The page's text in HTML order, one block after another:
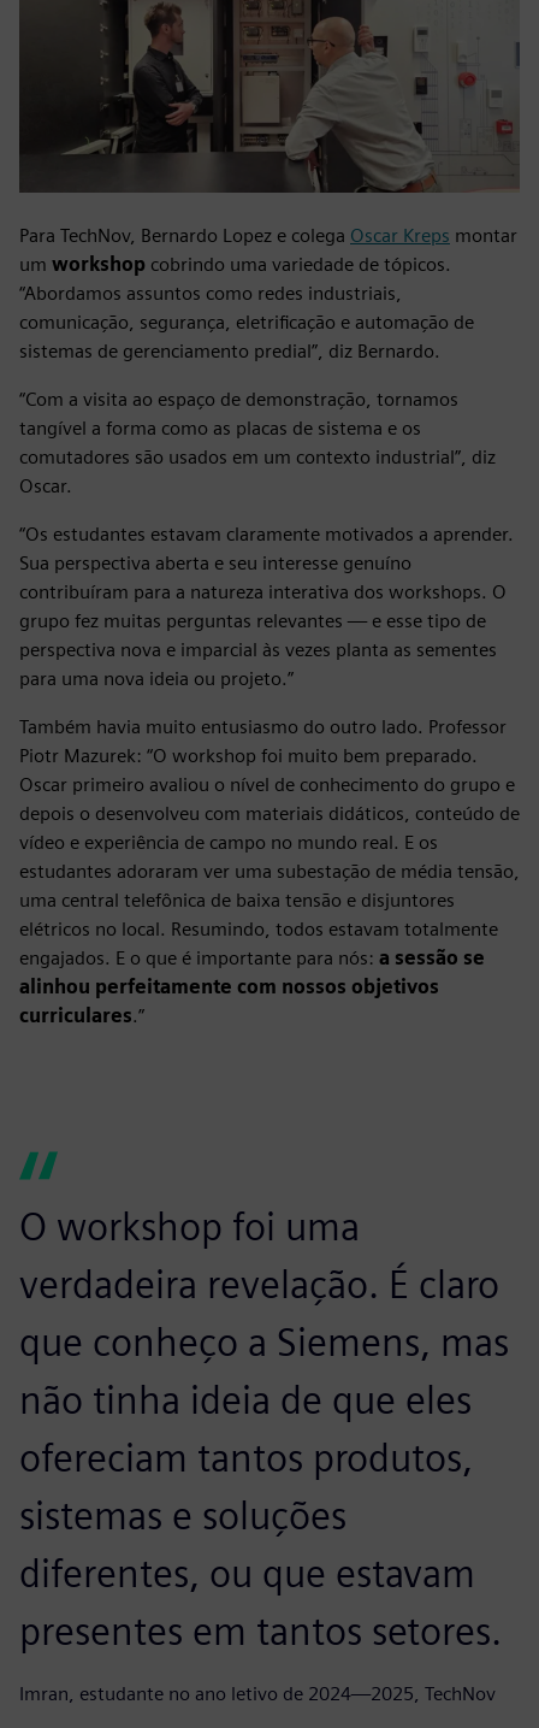
Para TechNov, Bernardo Lopez e colega Oscar Kreps montar
um workshop cobrindo uma variedade de tópicos.
“Abordamos assuntos como redes industriais,
comunicação, segurança, eletrificação e automação de
sistemas de gerenciamento predial”, diz Bernardo.
“Com a visita ao espaço de demonstração, tornamos
tangível a forma como as placas de sistema e os
comutadores são usados em um contexto industrial”, diz
Oscar.
“Os estudantes estavam claramente motivados a aprender.
Sua perspectiva aberta e seu interesse genuíno
contribuíram para a natureza interativa dos workshops. O
grupo fez muitas perguntas relevantes — e esse tipo de
perspectiva nova e imparcial às vezes planta as sementes
para uma nova ideia ou projeto.”
Também havia muito entusiasmo do outro lado. Professor
Piotr Mazurek: “O workshop foi muito bem preparado.
Oscar primeiro avaliou o nível de conhecimento do grupo e
depois o desenvolveu com materiais didáticos, conteúdo de
vídeo e experiência de campo no mundo real. E os
estudantes adoraram ver uma subestação de média tensão,
uma central telefônica de baixa tensão e disjuntores
elétricos no local. Resumindo, todos estavam totalmente
engajados. E o que é importante para nós: a sessão se
alinhou perfeitamente com nossos objetivos
curriculares.”
O workshop foi uma
verdadeira revelação. É claro
que conheço a Siemens, mas
não tinha ideia de que eles
ofereciam tantos produtos,
sistemas e soluções
diferentes, ou que estavam
presentes em tantos setores.
Imran, estudante no ano letivo de 2024—2025, TechNov